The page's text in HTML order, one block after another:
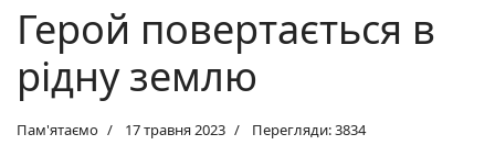
Герой повертається в
рідну землю
Пам'ятаємо 17 травня 2023 Перегляди: 3834